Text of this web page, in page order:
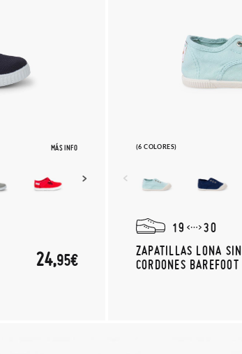
MÁS INFO
24,95€
(6 COLORES)
19
30
ZAPATILLAS LONA SIN
CORDONES BAREFOOT